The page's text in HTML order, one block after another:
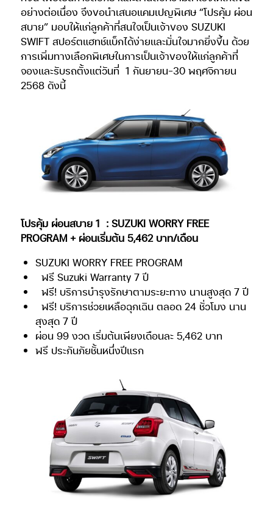
อย่างต่อเนื่อง จึงขอนำเสนอแคมเปญพิเศษ “โปรคุ้ม ผ่อน
สบาย” มอบให้แก่ลูกค้าที่สนใจเป็นเจ้าของ SUZUKI
SWIFT สปอร์ตแฮทช์แบ็กได้ง่ายและมั่นใจมากยิ่งขึ้น ด้วย
การเพิ่มทางเลือกพิเศษในการเป็นเจ้าของให้แก่ลูกค้าที่
จองและรับรถตั้งแต่วันที่ 1 กันยายน-30 พฤศจิกายน
2568 ดังนี้
โปรคุ้ม ผ่อนสบาย 1 : SUZUKI WORRY FREE
PROGRAM + ผ่อนเริ่มต้น 5,462 บาท/เดือน
SUZUKI WORRY FREE PROGRAM
ฟรี Suzuki Warranty 7 ปี
ฟรี! บริการบำรุงรักษาตามระยะทาง นานสูงสุด 7 ปี
ฟรี! บริการช่วยเหลือฉุกเฉิน ตลอด 24 ชั่วโมง นาน
สุงสุด 7 ปี
ผ่อน 99 งวด เริ่มต้นเพียงเดือนละ 5,462 บาท
ฟรี ประกันภัยชั้นหนึ่งปีแรก